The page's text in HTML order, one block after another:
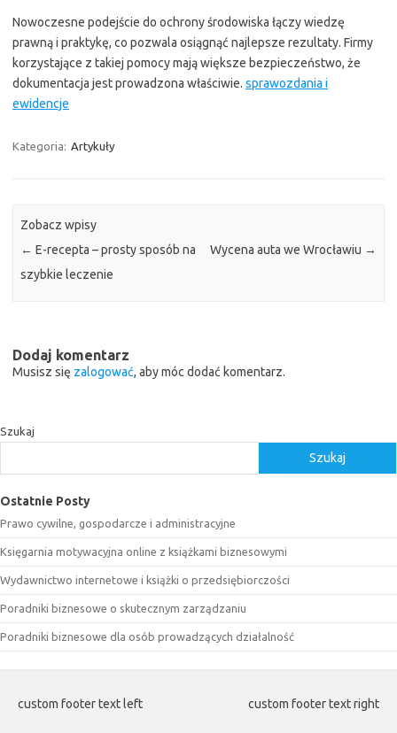
Nowoczesne podejście do ochrony środowiska łączy wiedzę
prawną i praktykę, co pozwala osiągnąć najlepsze rezultaty. Firmy
korzystające z takiej pomocy mają większe bezpieczeństwo, że
dokumentacja jest prowadzona właściwie. sprawozdania i
ewidencje
Kategoria: Artykuły
Zobacz wpisy
← E-recepta – prosty sposób na
szybkie leczenie
Wycena auta we Wrocławiu →
Dodaj komentarz
Musisz się zalogować, aby móc dodać komentarz.
Szukaj
Szukaj
Ostatnie Posty
Prawo cywilne, gospodarcze i administracyjne
Księgarnia motywacyjna online z książkami biznesowymi
Wydawnictwo internetowe i książki o przedsiębiorczości
Poradniki biznesowe o skutecznym zarządzaniu
Poradniki biznesowe dla osób prowadzących działalność
custom footer text left custom footer text right